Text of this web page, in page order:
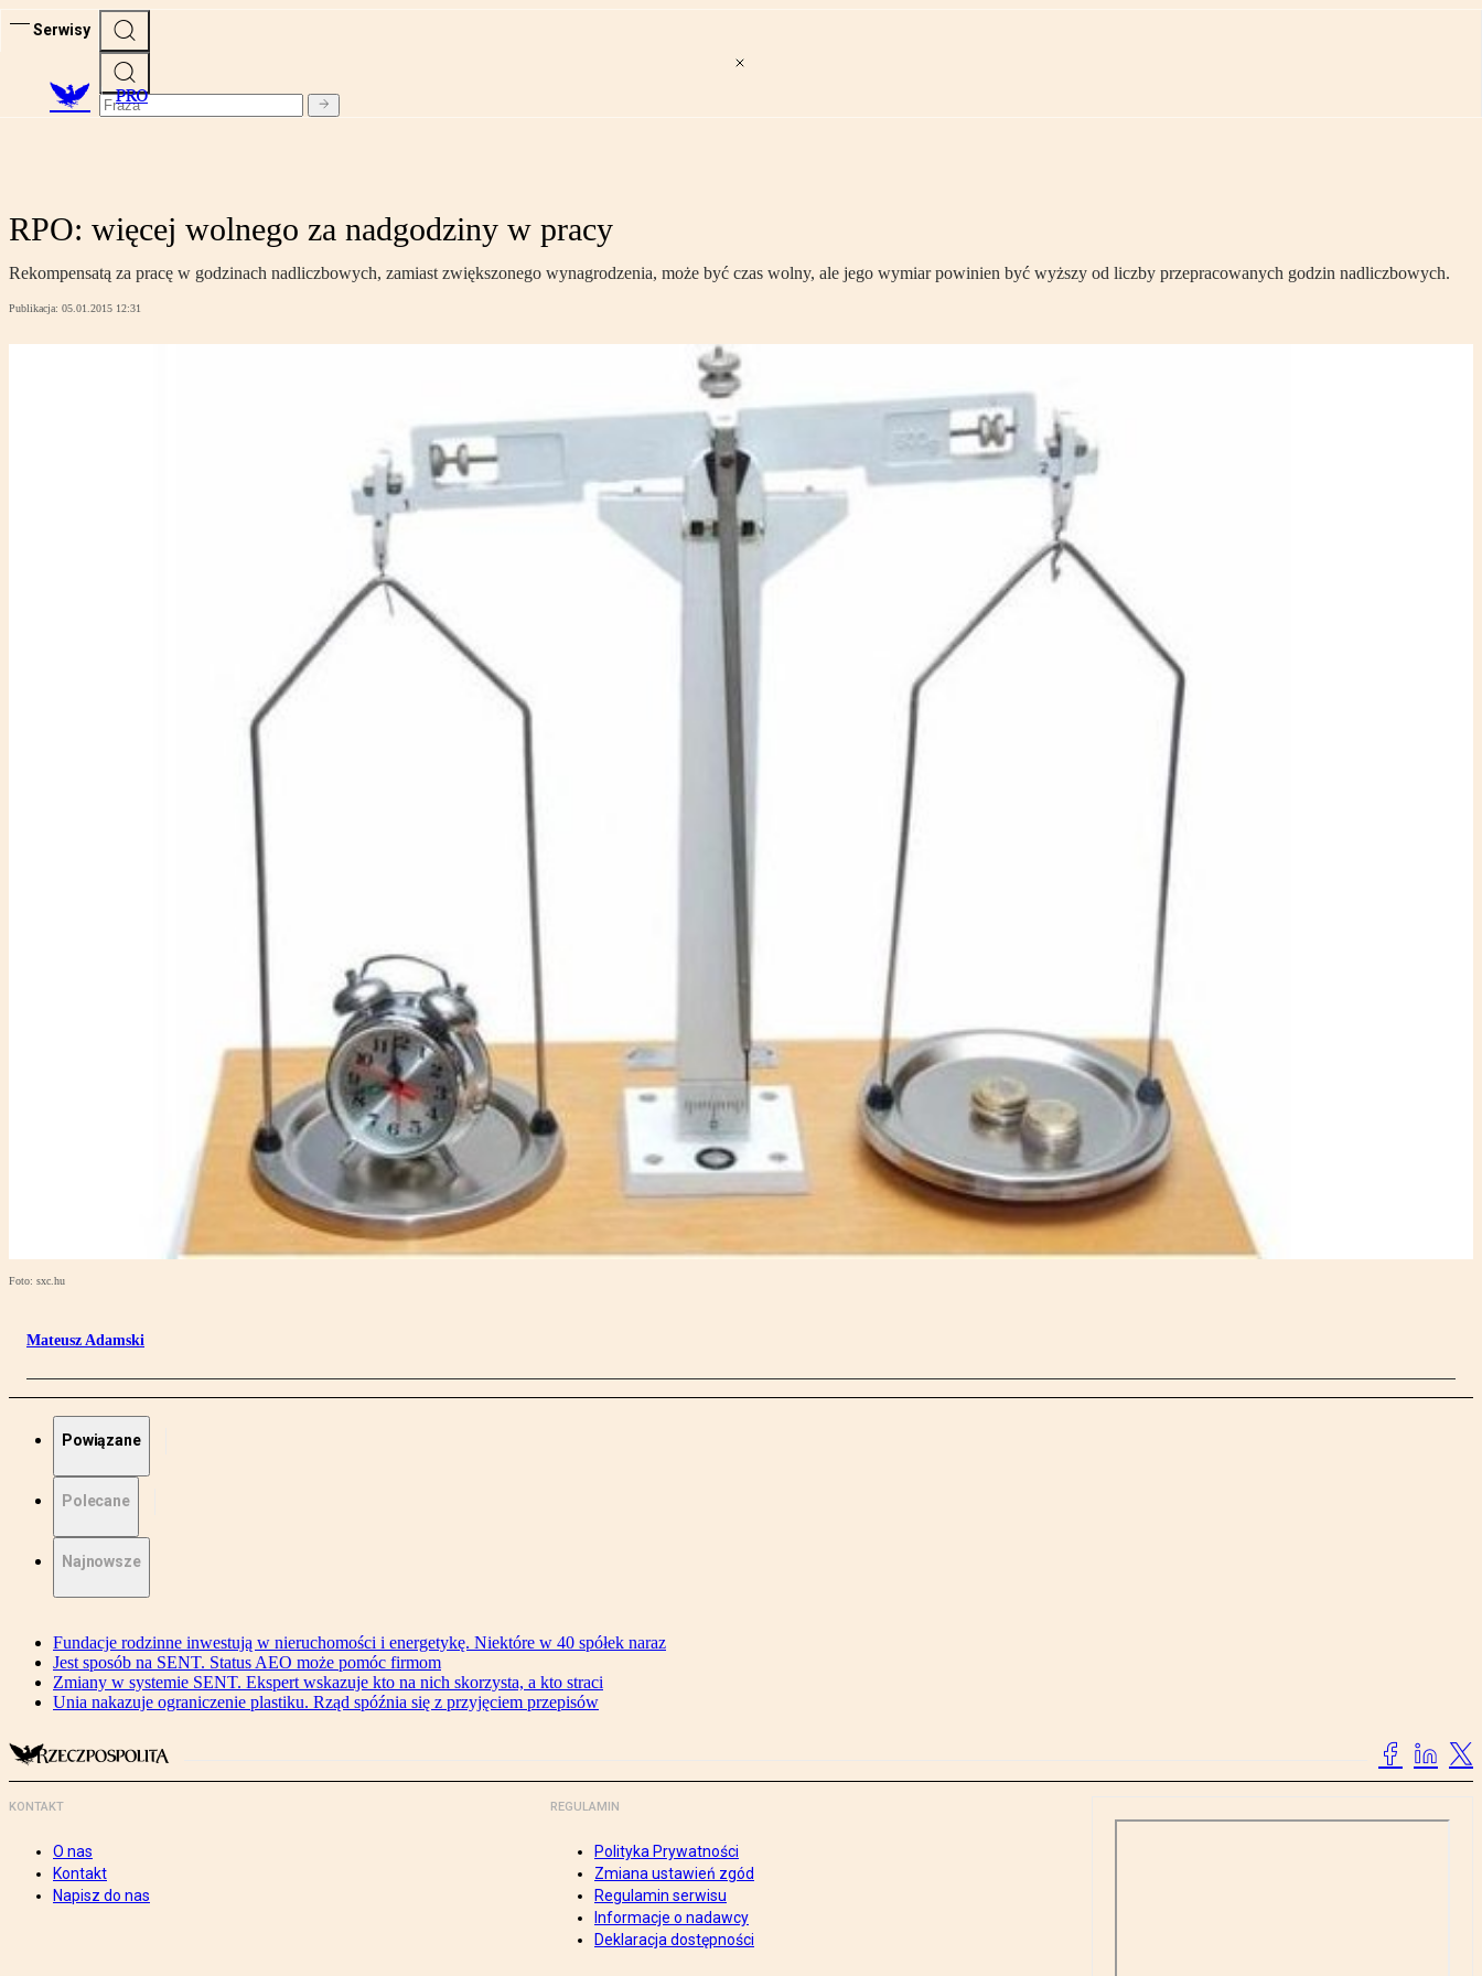
Serwisy
PRO
RPO: więcej wolnego za nadgodziny w pracy
Rekompensatą za pracę w godzinach nadliczbowych, zamiast zwiększonego wynagrodzenia, może być czas wolny, ale jego wymiar powinien być wyższy od liczby przepracowanych godzin nadliczbowych.
Publikacja: 05.01.2015 12:31
Foto: sxc.hu
Mateusz Adamski
Powiązane
Polecane
Najnowsze
Fundacje rodzinne inwestują w nieruchomości i energetykę. Niektóre w 40 spółek naraz
Jest sposób na SENT. Status AEO może pomóc firmom
Zmiany w systemie SENT. Ekspert wskazuje kto na nich skorzysta, a kto straci
Unia nakazuje ograniczenie plastiku. Rząd spóźnia się z przyjęciem przepisów
KONTAKT
O nas
Kontakt
Napisz do nas
REGULAMIN
Polityka Prywatności
Zmiana ustawień zgód
Regulamin serwisu
Informacje o nadawcy
Deklaracja dostępności